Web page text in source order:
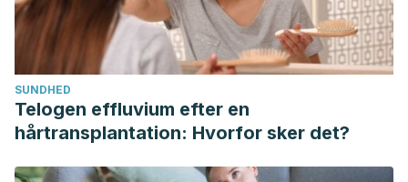
SUNDHED
Telogen effluvium efter en
hårtransplantation: Hvorfor sker det?